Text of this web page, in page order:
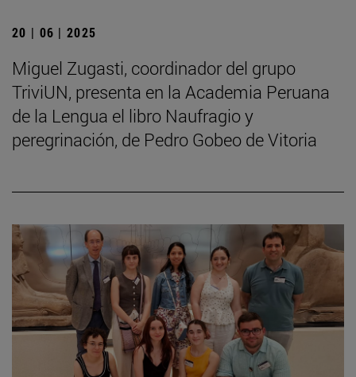
20 | 06 | 2025
Miguel Zugasti, coordinador del grupo
TriviUN, presenta en la Academia Peruana
de la Lengua el libro Naufragio y
peregrinación, de Pedro Gobeo de Vitoria